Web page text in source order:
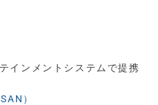
インメントシステムで提携
）